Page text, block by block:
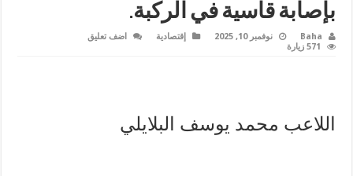
بإصابة قاسية في الركبة.
Baha نوفمبر 10, 2025 إقتصادية
اضف تعليق
571 زيارة
اللاعب محمد يوسف البلايلي